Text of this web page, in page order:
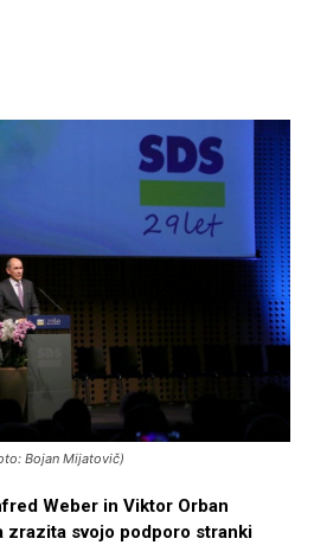
Bojan Mijatovič)
Weber in Viktor Orban
zrazita svojo podporo stranki